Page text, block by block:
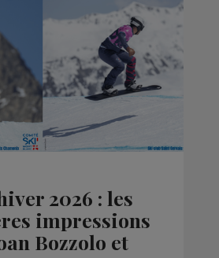
2026 : les
impressions
Bozzolo et